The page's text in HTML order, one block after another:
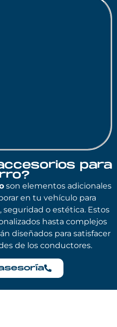
para
son elementos adicionales
en tu vehículo para
o estética. Estos
hasta complejos
diseñados para satisfacer
de los conductores.